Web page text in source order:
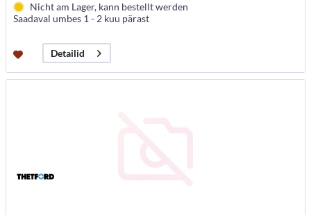
Nicht am Lager, kann bestellt werden
Saadaval umbes 1 - 2 kuu pärast
Detailid